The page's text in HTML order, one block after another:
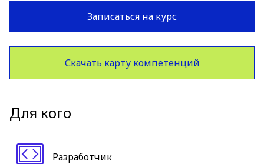
Записаться на курс
Скачать карту компетенций
Для кого
Разработчик